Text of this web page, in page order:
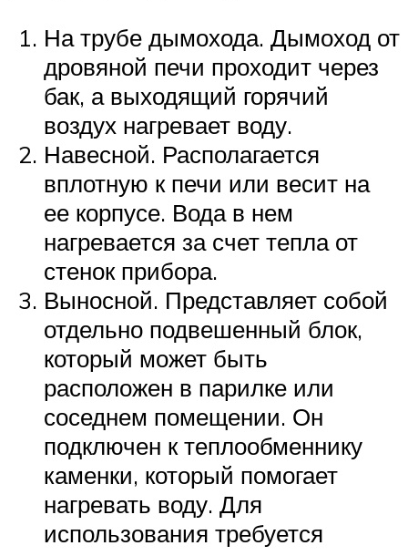
На трубе дымохода. Дымоход от
дровяной печи проходит через
бак, а выходящий горячий
воздух нагревает воду.
Навесной. Располагается
вплотную к печи или весит на
ее корпусе. Вода в нем
нагревается за счет тепла от
стенок прибора.
Выносной. Представляет собой
отдельно подвешенный блок,
который может быть
расположен в парилке или
соседнем помещении. Он
подключен к теплообменнику
каменки, который помогает
нагревать воду. Для
использования требуется